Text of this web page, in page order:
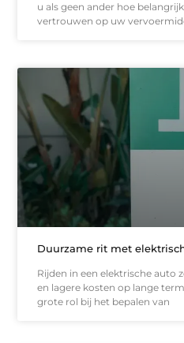
u als geen ander hoe
vertrouwen op uw
Duurzame rit met
Rijden in een elektrische
en lagere kosten op lange
grote rol bij het bepalen van